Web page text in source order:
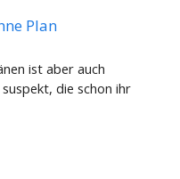
Plan
ist aber auch
die schon ihr